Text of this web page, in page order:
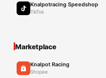
Knalpotracing Speedshop
TikTok
Marketplace
Knalpot Racing
Shopee